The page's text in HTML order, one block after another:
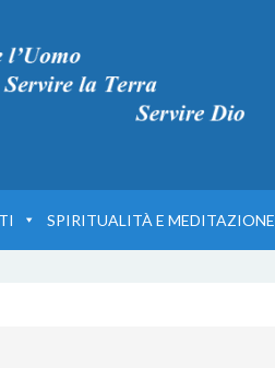
SPIRITUALITÀ E MEDITAZIONE